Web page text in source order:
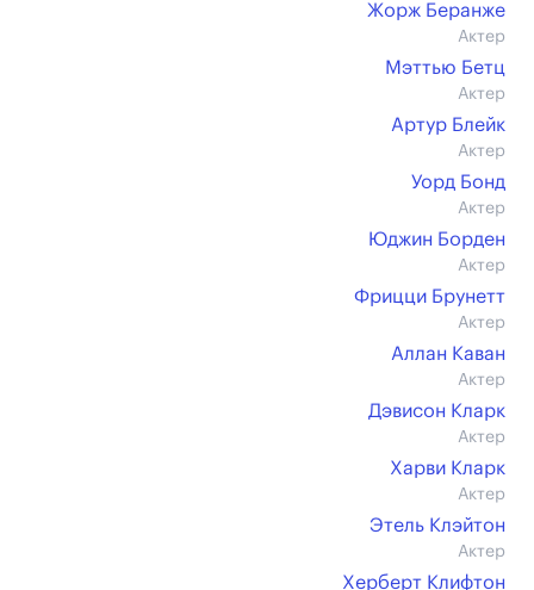
Жорж Беранже
Актер
Мэттью Бетц
Актер
Артур Блейк
Актер
Уорд Бонд
Актер
Юджин Борден
Актер
Фрицци Брунетт
Актер
Аллан Каван
Актер
Дэвисон Кларк
Актер
Харви Кларк
Актер
Этель Клэйтон
Актер
Херберт Клифтон